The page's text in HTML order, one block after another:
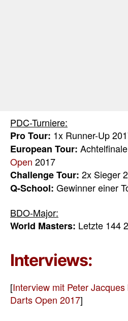
PDC-Turniere:
Pro Tour: 1x Runner-Up
European Tour: Achtelfinale
Open 2017
Challenge Tour: 2x Sieger
Q-School: Gewinner einer
BDO-Major:
World Masters: Letzte 144
Interviews:
[Interview mit Peter
Darts Open 2017]